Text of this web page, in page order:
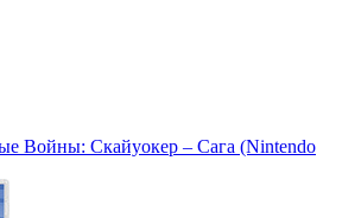
Войны: Скайуокер – Сага (Nintendo